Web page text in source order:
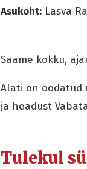
Asukoht: Lasva
Saame kokku,
Alati on oodatud
ja headust
Tulekul